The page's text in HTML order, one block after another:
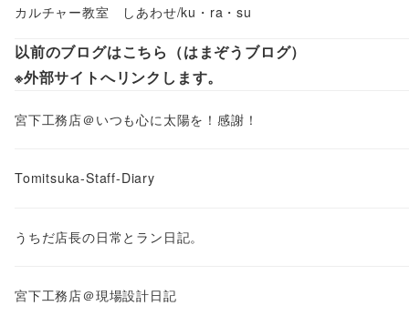
カルチャー教室 しあわせ/ku・ra・su
以前のブログはこちら（はまぞうブログ）
※外部サイトへリンクします。
宮下工務店＠いつも心に太陽を！感謝！
Tomitsuka-Staff-Diary
うちだ店長の日常とラン日記。
宮下工務店＠現場設計日記